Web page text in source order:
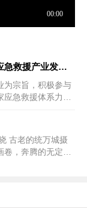
中国退役军人就业创业促进会应急救援产业发展综合服务平台
为宗旨，积极参与
急救援体系力量
，奔腾的无定河